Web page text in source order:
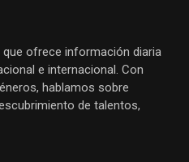
ofrece información diaria
e internacional. Con
hablamos sobre
de talentos,